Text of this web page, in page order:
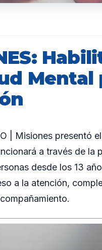
| Misiones presentó
a través de la
desde los 13
a la atención,